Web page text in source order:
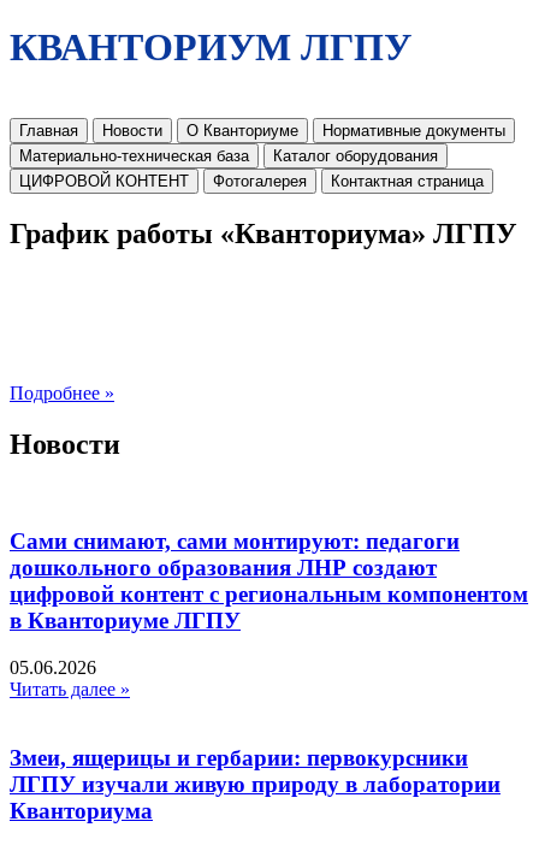
КВАНТОРИУМ ЛГПУ
Главная Новости О Кванториуме
Нормативные документы
Материально-техническая база
Каталог оборудования
ЦИФРОВОЙ КОНТЕНТ
Фотогалерея Контактная страница
График работы «Кванториума» ЛГПУ
Подробнее »
Новости
Сами снимают, сами монтируют: педагоги
дошкольного образования ЛНР создают
цифровой контент с региональным компонентом
в Кванториуме ЛГПУ​
05.06.2026
Читать далее »
Змеи, ящерицы и гербарии: первокурсники
ЛГПУ изучали живую природу в лаборатории
Кванториума